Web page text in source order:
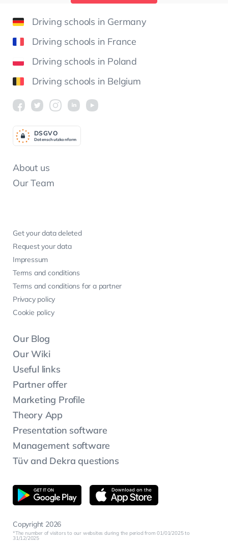
Driving schools in Germany
Driving schools in France
Driving schools in Poland
Driving schools in Belgium
Copyright 2026
The number of visitors to our websites during the period from 01/01/2025 to
31/12/2025
About us
Our Team
Get your data deleted
Request your data
Impressum
Terms and conditions
Terms and conditions for a partner
Privacy policy
Cookie policy
Our Blog
Our Wiki
Useful links
Partner offer
Marketing Profile
Theory App
Presentation software
Management software
Tüv and Dekra questions
Datenschutzkonform
DSGVO